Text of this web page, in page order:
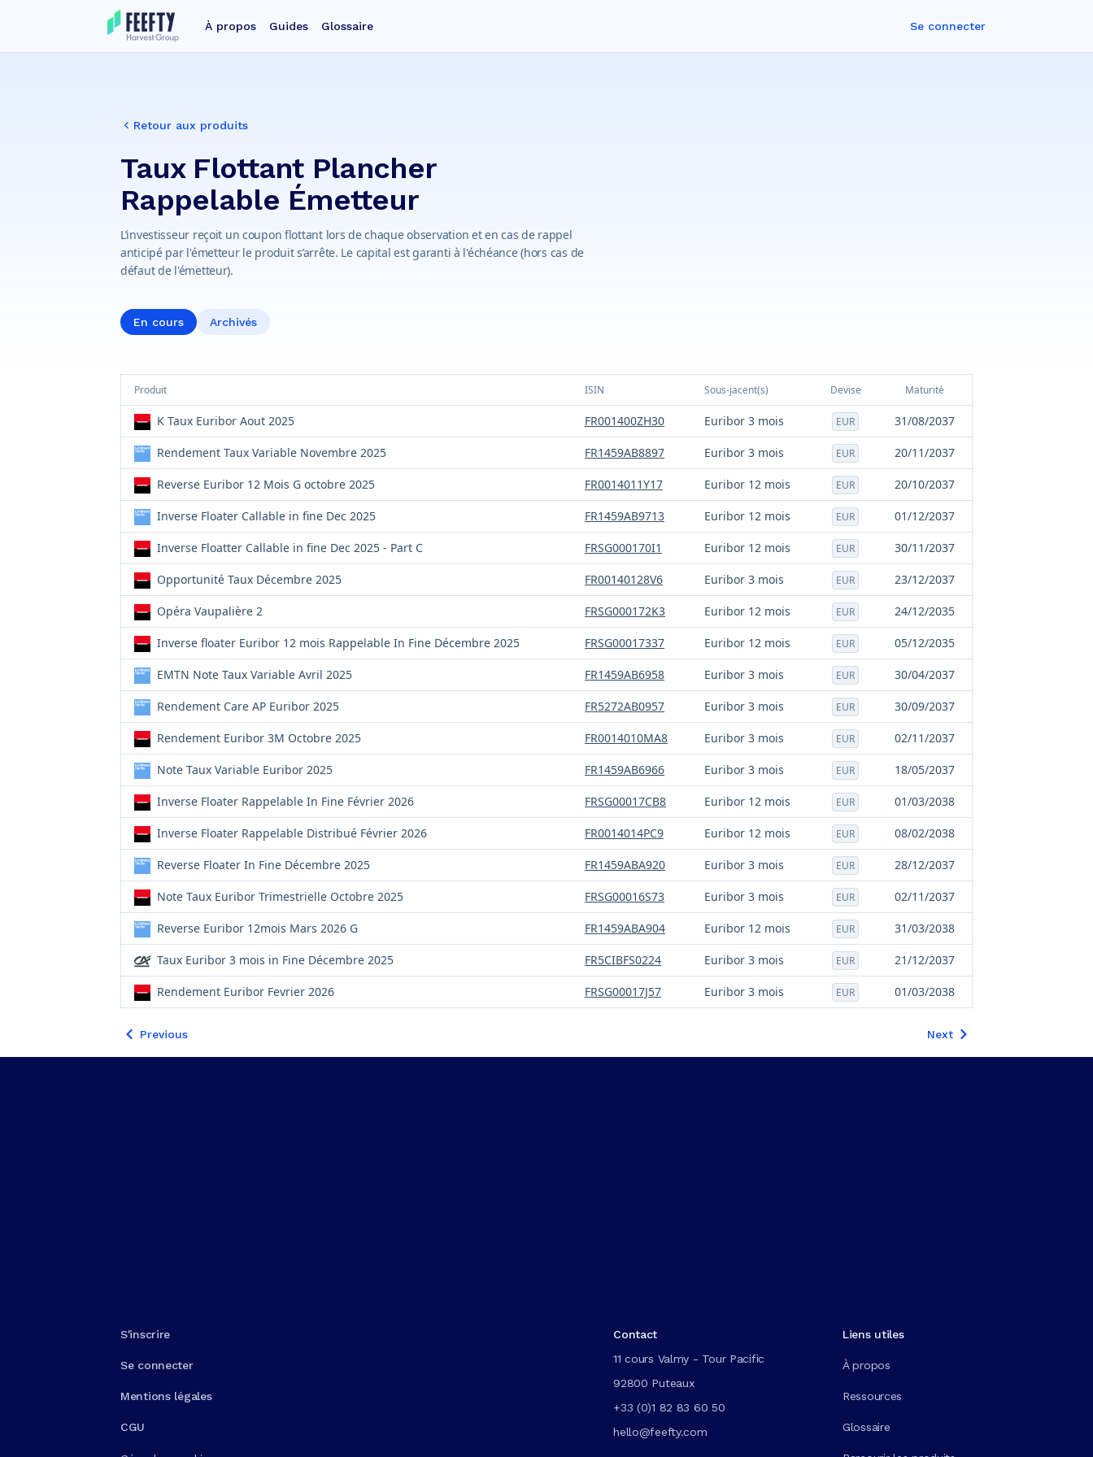
À propos Guides Glossaire Se connecter
Retour aux produits
Taux Flottant Plancher
Rappelable Émetteur
L’investisseur reçoit un coupon flottant lors de chaque observation et en cas de rappel
anticipé par l'émetteur le produit s’arrête. Le capital est garanti à l'échéance (hors cas de
défaut de l'émetteur).
En cours Archivés
Produit ISIN Sous-jacent(s) Devise Maturité
K Taux Euribor Aout 2025 FR001400ZH30 Euribor 3 mois EUR 31/08/2037
Rendement Taux Variable Novembre 2025 FR1459AB8897 Euribor 3 mois EUR 20/11/2037
Reverse Euribor 12 Mois G octobre 2025 FR0014011Y17 Euribor 12 mois EUR 20/10/2037
Inverse Floater Callable in fine Dec 2025 FR1459AB9713 Euribor 12 mois EUR 01/12/2037
Inverse Floatter Callable in fine Dec 2025 - Part C FRSG000170I1 Euribor 12 mois EUR 30/11/2037
Opportunité Taux Décembre 2025 FR00140128V6 Euribor 3 mois EUR 23/12/2037
Opéra Vaupalière 2 FRSG000172K3 Euribor 12 mois EUR 24/12/2035
Inverse floater Euribor 12 mois Rappelable In Fine Décembre 2025 FRSG00017337 Euribor 12 mois EUR 05/12/2035
EMTN Note Taux Variable Avril 2025 FR1459AB6958 Euribor 3 mois EUR 30/04/2037
Rendement Care AP Euribor 2025 FR5272AB0957 Euribor 3 mois EUR 30/09/2037
Rendement Euribor 3M Octobre 2025 FR0014010MA8 Euribor 3 mois EUR 02/11/2037
Note Taux Variable Euribor 2025 FR1459AB6966 Euribor 3 mois EUR 18/05/2037
Inverse Floater Rappelable In Fine Février 2026 FRSG00017CB8 Euribor 12 mois EUR 01/03/2038
Inverse Floater Rappelable Distribué Février 2026 FR0014014PC9 Euribor 12 mois EUR 08/02/2038
Reverse Floater In Fine Décembre 2025 FR1459ABA920 Euribor 3 mois EUR 28/12/2037
Note Taux Euribor Trimestrielle Octobre 2025 FRSG00016S73 Euribor 3 mois EUR 02/11/2037
Reverse Euribor 12mois Mars 2026 G FR1459ABA904 Euribor 12 mois EUR 31/03/2038
Taux Euribor 3 mois in Fine Décembre 2025 FR5CIBFS0224 Euribor 3 mois EUR 21/12/2037
Rendement Euribor Fevrier 2026 FRSG00017J57 Euribor 3 mois EUR 01/03/2038
Previous Next
S'inscrire
Se connecter
Mentions légales
CGU
Contact
11 cours Valmy - Tour Pacific
92800 Puteaux
+33 (0)1 82 83 60 50
hello@feefty.com
Liens utiles
À propos
Ressources
Glossaire